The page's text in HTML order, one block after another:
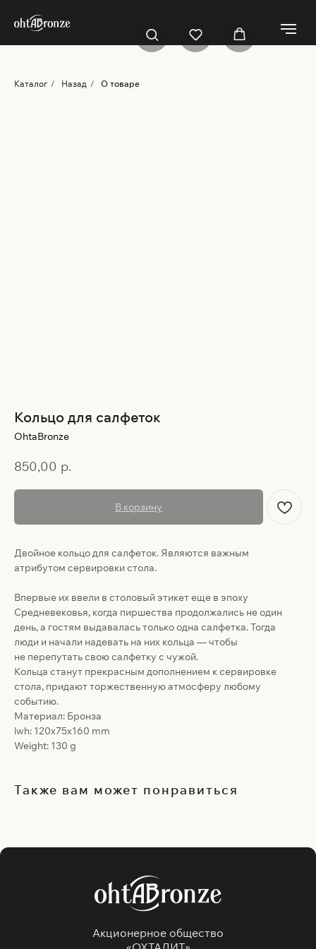
Каталог / Назад / О товаре
Кольцо для салфеток
OhtaBronze
850,00 р.
В корзину
Двойное кольцо для салфеток. Являются важным
атрибутом сервировки стола.
Впервые их ввели в столовый этикет еще в эпоху
Средневековья, когда пиршества продолжались не один
день, а гостям выдавалась только одна салфетка. Тогда
люди и начали надевать на них кольца — чтобы
не перепутать свою салфетку с чужой.
Кольца станут прекрасным дополнением к сервировке
стола, придают торжественную атмосферу любому
событию.
Материал: Бронза
lwh: 120x75x160 mm
Weight: 130 g
Также вам может понравиться
Акционерное общество